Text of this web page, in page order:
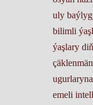
uly
bilimli
ýaşlary
emeli